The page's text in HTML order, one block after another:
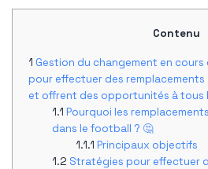
Contenu
Gestion du changement en
pour effectuer des
et offrent des opportunités à tous
Pourquoi les
dans le football ? 🤔
Principaux objectifs
Stratégies pour effectuer